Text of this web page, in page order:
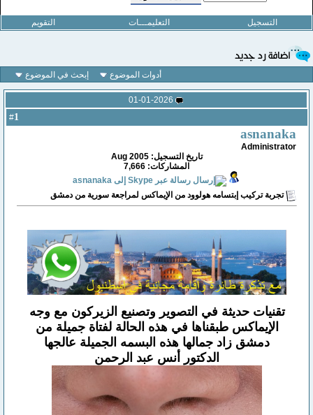
التسجيل التعليمـــات التقويم
أدوات الموضوع إبحث في الموضوع
01-01-2026
asnanaka
Administrator
تاريخ التسجيل: Aug 2005
المشاركات: 7,666
تجربة تركيب إبتسامه هولوود من الإيماكس لمراجعة سورية من دمشق
تقنيات حديثة في التصوير وتصنيع الزيركون مع وجه
الإيماكس طبقناها في هذه الحالة لفتاة جميلة من
دمشق زاد جمالها هذه البسمه الجميلة عالجها
الدكتور أنس عبد الرحمن